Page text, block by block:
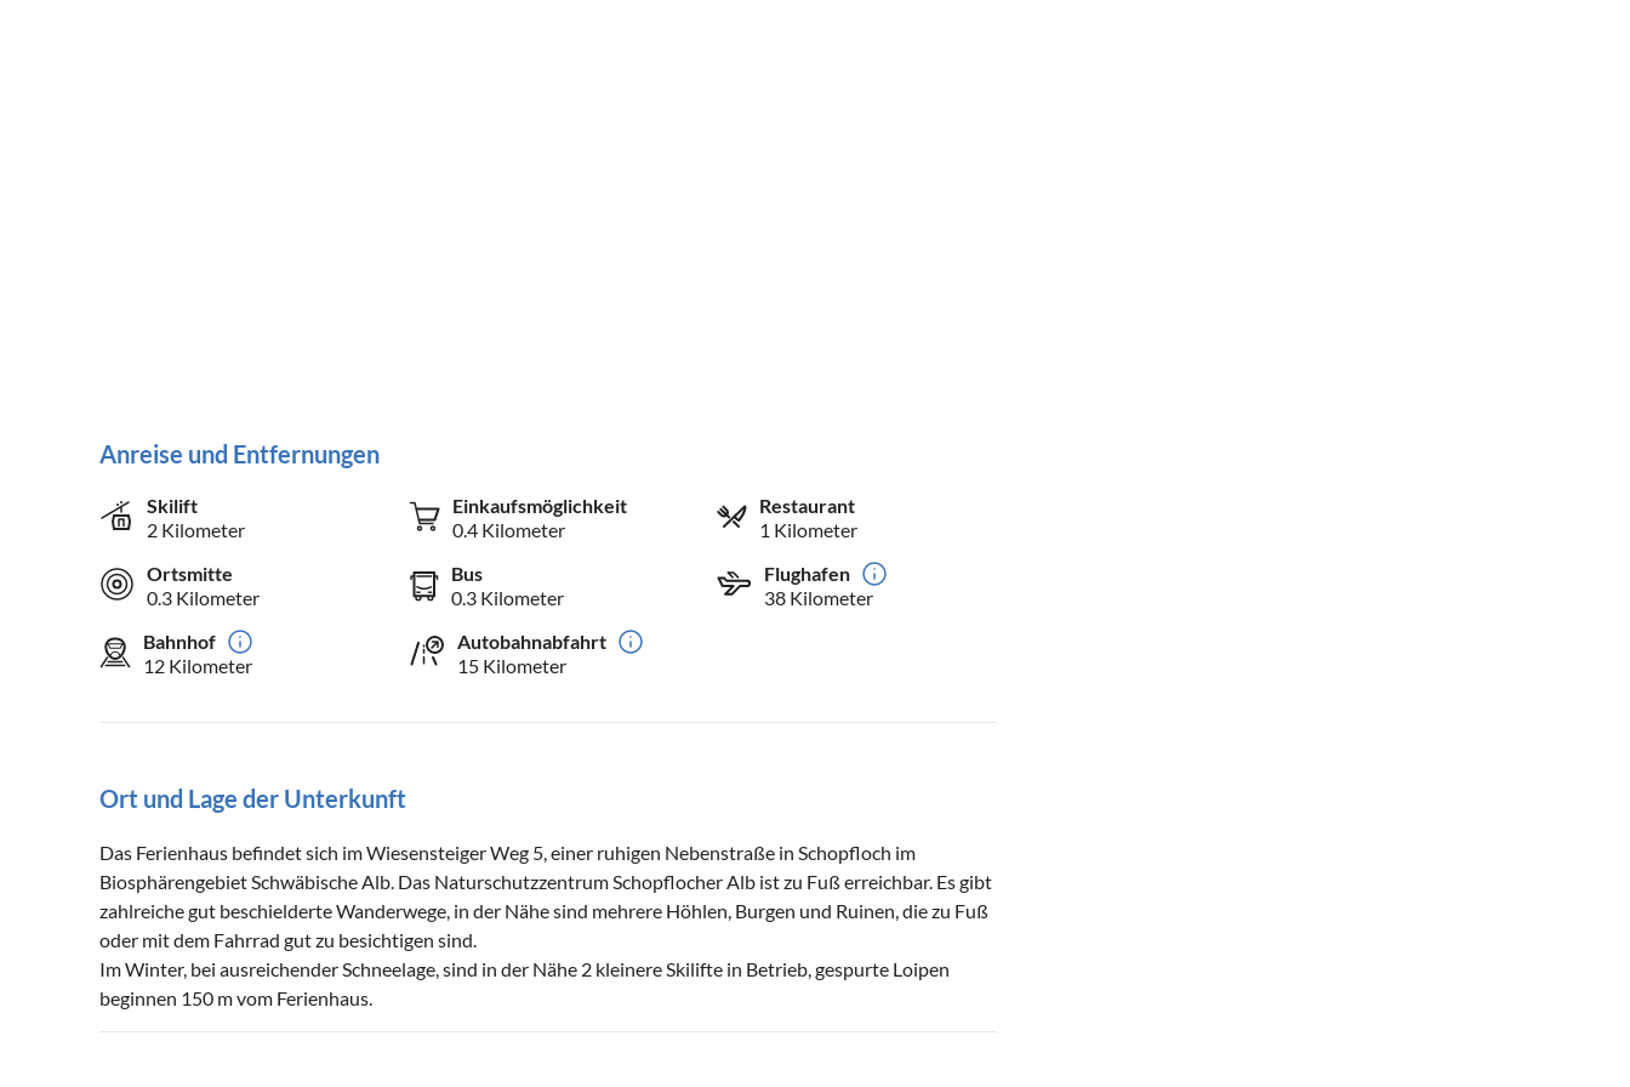
Anreise und Entfernungen
Skilift
2 Kilometer
Einkaufsmöglichkeit
0.4 Kilometer
Restaurant
1 Kilometer
Ortsmitte
0.3 Kilometer
Bus
0.3 Kilometer
Flughafen
38 Kilometer
Bahnhof
12 Kilometer
Autobahnabfahrt
15 Kilometer
Ort und Lage der Unterkunft
Das Ferienhaus befindet sich im Wiesensteiger Weg 5, einer ruhigen Nebenstraße in Schopfloch im
Biosphärengebiet Schwäbische Alb. Das Naturschutzzentrum Schopflocher Alb ist zu Fuß erreichbar. Es gibt
zahlreiche gut beschielderte Wanderwege, in der Nähe sind mehrere Höhlen, Burgen und Ruinen, die zu Fuß
oder mit dem Fahrrad gut zu besichtigen sind.
Im Winter, bei ausreichender Schneelage, sind in der Nähe 2 kleinere Skilifte in Betrieb, gespurte Loipen
beginnen 150 m vom Ferienhaus.